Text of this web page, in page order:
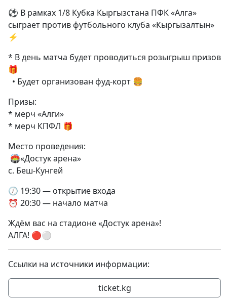
⚽️ В рамках 1/8 Кубка Кыргызстана ПФК «Алга»
сыграет против футбольного клуба «Кыргызалтын»
⚡️
* В день матча будет проводиться розыгрыш призов
🎁
• Будет организован фуд-корт 🍔
Призы:
* мерч «Алги»
* мерч КПФЛ 🎁
Место проведения:
🏟️«Достук арена»
с. Беш-Кунгей
🕖 19:30 — открытие входа
⏰ 20:30 — начало матча
Ждём вас на стадионе «Достук арена»!
АЛГА! 🔴⚪️
Ссылки на источники информации:
ticket.kg